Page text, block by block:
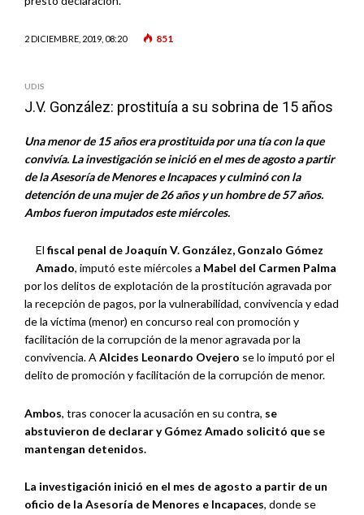
2 DICIEMBRE, 2019, 08:20 851
UDIS
J.V. González: prostituía a su sobrina de 15 años
Una menor de 15 años era prostituida por una tía con la que
convivía. La investigación se inició en el mes de agosto a partir
de la Asesoría de Menores e Incapaces y culminó con la
detención de una mujer de 26 años y un hombre de 57 años.
Ambos fueron imputados este miércoles.
El fiscal penal de Joaquín V. González, Gonzalo Gómez
Amado, imputó este miércoles a Mabel del Carmen Palma
por los delitos de explotación de la prostitución agravada por
la recepción de pagos, por la vulnerabilidad, convivencia y edad
de la víctima (menor) en concurso real con promoción y
facilitación de la corrupción de la menor agravada por la
convivencia. A Alcides Leonardo Ovejero se lo imputó por el
delito de promoción y facilitación de la corrupción de menor.
Ambos, tras conocer la acusación en su contra, se
abstuvieron de declarar y Gómez Amado solicitó que se
mantengan detenidos.
La investigación inició en el mes de agosto a partir de un
oficio de la Asesoría de Menores e Incapaces, donde se